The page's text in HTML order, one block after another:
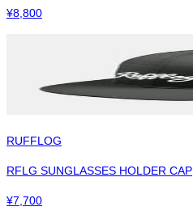
¥8,800
RUFFLOG
RFLG SUNGLASSES HOLDER CAP
¥7,700